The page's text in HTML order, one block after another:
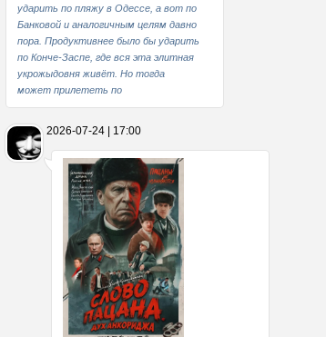
ударить по пляжу в Одессе, а вот по
Банковой и аналогичным целям давно
пора. Продуктивнее было бы ударить
по Конче-Заспе, где вся эта элитная
укрожыдовня живёт. Но тогда
может прилететь по
2026-07-24 | 17:00